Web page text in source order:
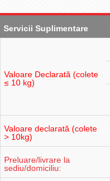
Servicii Suplimentare
Valoare Declarată (colete
≤ 10 kg)
Valoare declarată (colete
> 10kg)
Preluare/livrare la
sediu/domiciliu: